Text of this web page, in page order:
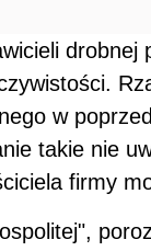
w
takie nie
firmy